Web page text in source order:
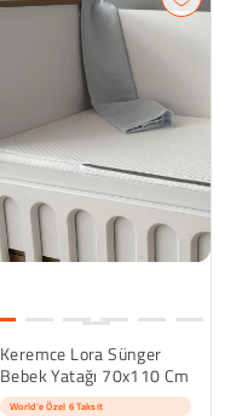
Keremce Lora Sünger
Bebek Yatağı 70x110 Cm
World'e Özel 6 Taksit